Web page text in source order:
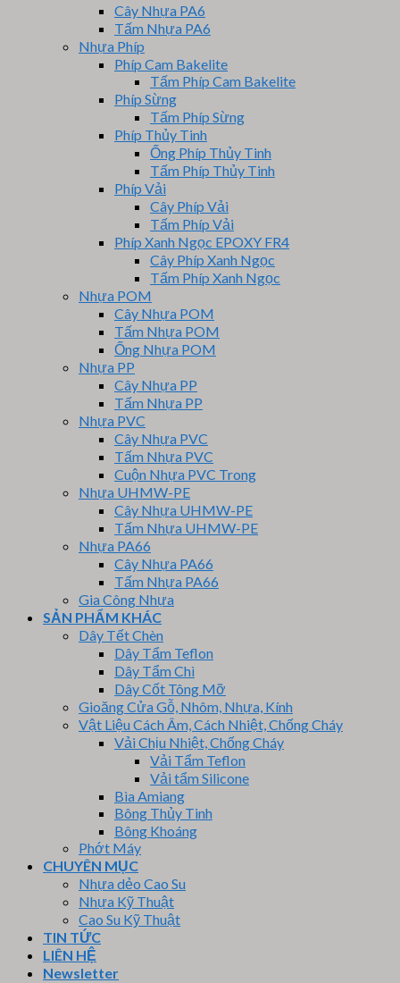
Cây Nhựa PA6
Tấm Nhựa PA6
Nhựa Phíp
Phíp Cam Bakelite
Tấm Phíp Cam Bakelite
Phíp Sừng
Tấm Phíp Sừng
Phíp Thủy Tinh
Ống Phíp Thủy Tinh
Tấm Phíp Thủy Tinh
Phíp Vải
Cây Phíp Vải
Tấm Phíp Vải
Phíp Xanh Ngọc EPOXY FR4
Cây Phíp Xanh Ngọc
Tấm Phíp Xanh Ngọc
Nhựa POM
Cây Nhựa POM
Tấm Nhựa POM
Ống Nhựa POM
Nhựa PP
Cây Nhựa PP
Tấm Nhựa PP
Nhựa PVC
Cây Nhựa PVC
Tấm Nhựa PVC
Cuộn Nhựa PVC Trong
Nhựa UHMW-PE
Cây Nhựa UHMW-PE
Tấm Nhựa UHMW-PE
Nhựa PA66
Cây Nhựa PA66
Tấm Nhựa PA66
Gia Công Nhựa
SẢN PHẨM KHÁC
Dây Tết Chèn
Dây Tẩm Teflon
Dây Tẩm Chì
Dây Cốt Tông Mỡ
Gioăng Cửa Gỗ, Nhôm, Nhựa, Kính
Vật Liệu Cách Âm, Cách Nhiệt, Chống Cháy
Vải Chịu Nhiệt, Chống Cháy
Vải Tẩm Teflon
Vải tẩm Silicone
Bìa Amiang
Bông Thủy Tinh
Bông Khoáng
Phớt Máy
CHUYÊN MỤC
Nhựa dẻo Cao Su
Nhựa Kỹ Thuật
Cao Su Kỹ Thuật
TIN TỨC
LIÊN HỆ
Newsletter